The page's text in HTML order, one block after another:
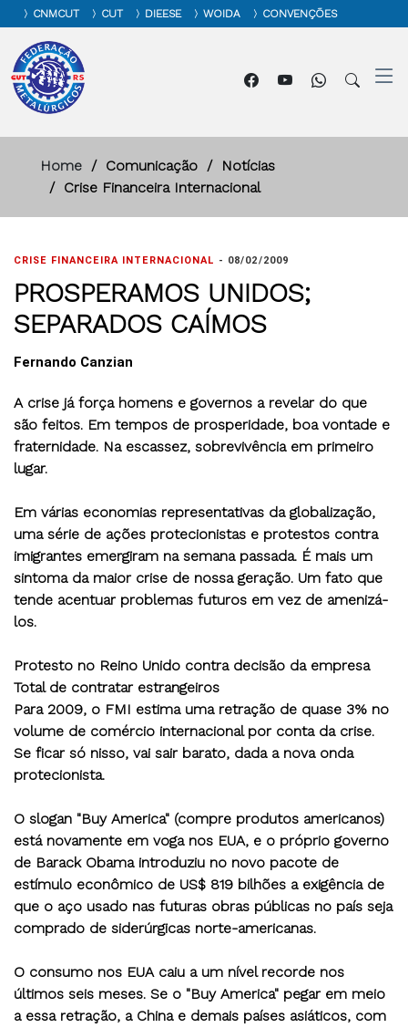
CNMCUT CUT DIEESE WOIDA CONVENÇÕES
Home Comunicação
Notícias
Crise Financeira Internacional
CRISE FINANCEIRA INTERNACIONAL - 08/02/2009
PROSPERAMOS UNIDOS;
SEPARADOS CAÍMOS
Fernando Canzian
A crise já força homens e governos a revelar do que
são feitos. Em tempos de prosperidade, boa vontade e
fraternidade. Na escassez, sobrevivência em primeiro
lugar.
Em várias economias representativas da globalização,
uma série de ações protecionistas e protestos contra
imigrantes emergiram na semana passada. É mais um
sintoma da maior crise de nossa geração. Um fato que
tende acentuar problemas futuros em vez de amenizá-
los.
Protesto no Reino Unido contra decisão da empresa
Total de contratar estrangeiros
Para 2009, o FMI estima uma retração de quase 3% no
volume de comércio internacional por conta da crise.
Se ficar só nisso, vai sair barato, dada a nova onda
protecionista.
O slogan "Buy America" (compre produtos americanos)
está novamente em voga nos EUA, e o próprio governo
de Barack Obama introduziu no novo pacote de
estímulo econômico de US$ 819 bilhões a exigência de
que o aço usado nas futuras obras públicas no país seja
comprado de siderúrgicas norte-americanas.
O consumo nos EUA caiu a um nível recorde nos
últimos seis meses. Se o "Buy America" pegar em meio
a essa retração, a China e demais países asiáticos, com